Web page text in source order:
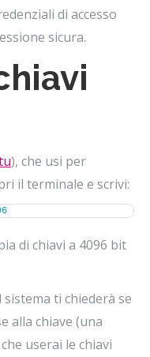
di accesso
sicura.
), che usi per
il terminale e scrivi:
di chiavi a 4096 bit
ti chiederà se
alla chiave (una
userai le chiavi